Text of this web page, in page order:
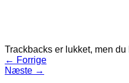
Trackbacks er lukket, men du
← Forrige
Næste →